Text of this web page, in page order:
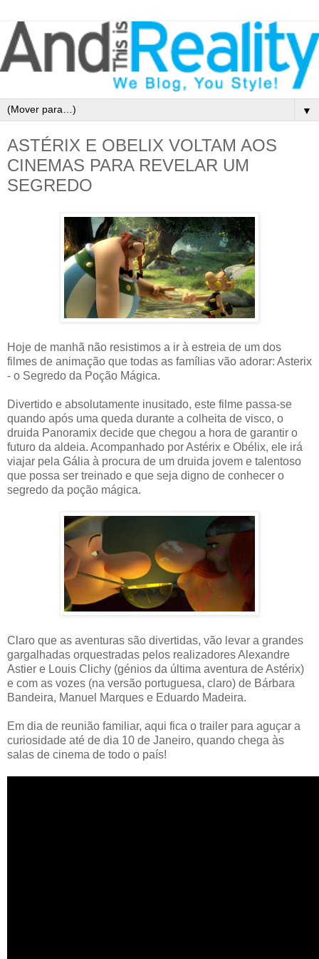
▼
ASTÉRIX E OBELIX VOLTAM AOS
CINEMAS PARA REVELAR UM
SEGREDO
Hoje de manhã não resistimos a ir à estreia de um dos
filmes de animação que todas as famílias vão adorar: Asterix
- o Segredo da Poção Mágica.
Divertido e absolutamente inusitado, este filme passa-se
quando após uma queda durante a colheita de visco, o
druida Panoramix decide que chegou a hora de garantir o
futuro da aldeia. Acompanhado por Astérix e Obélix, ele irá
viajar pela Gália à procura de um druida jovem e talentoso
que possa ser treinado e que seja digno de conhecer o
segredo da poção mágica.
Claro que as aventuras são divertidas, vão levar a grandes
gargalhadas orquestradas pelos realizadores Alexandre
Astier e Louis Clichy (génios da última aventura de Astérix)
e com as vozes (na versão portuguesa, claro) de Bárbara
Bandeira, Manuel Marques e Eduardo Madeira.
Em dia de reunião familiar, aqui fica o trailer para aguçar a
curiosidade até de dia 10 de Janeiro, quando chega às
salas de cinema de todo o país!